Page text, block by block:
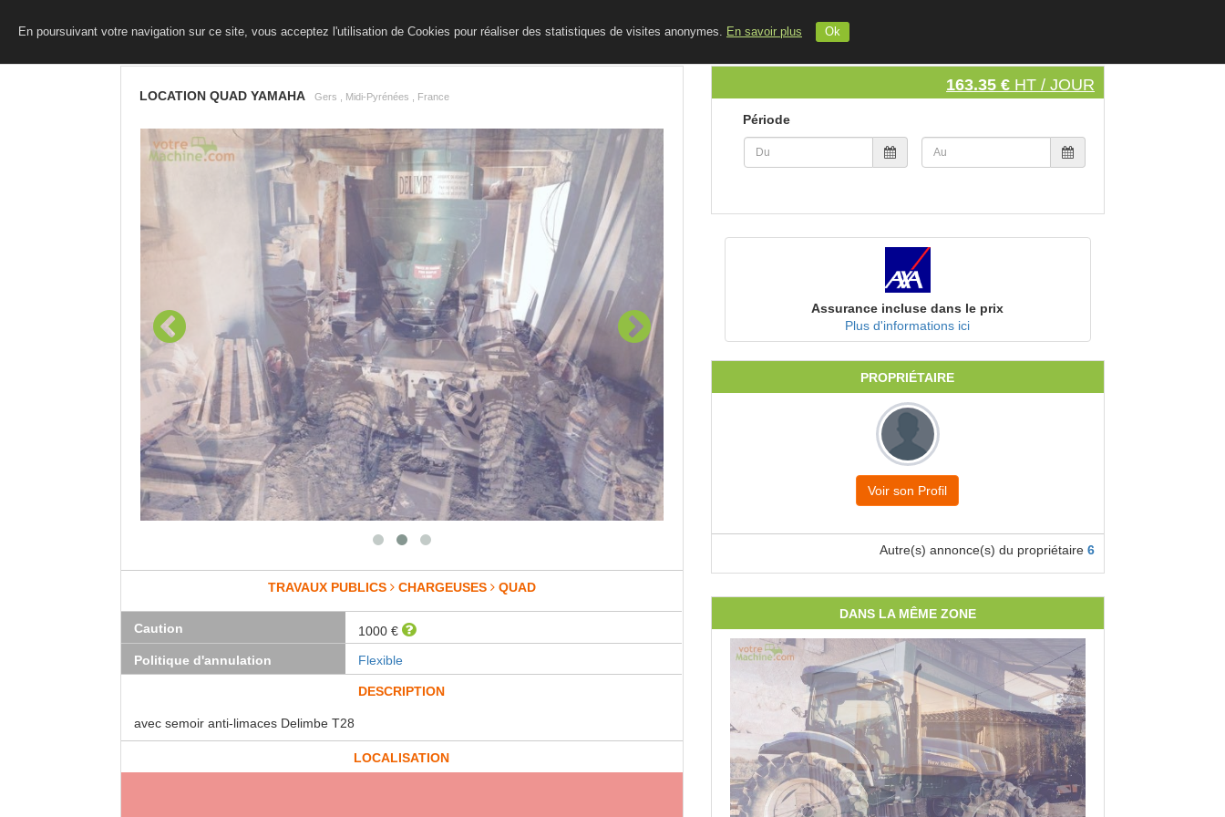
INSCRIVEZ VOTRE MATERIEL
En poursuivant votre navigation sur ce site, vous acceptez l'utilisation de Cookies pour réaliser des statistiques de visites anonymes. En savoir plus Ok
LOCATION QUAD YAMAHA Gers , Midi-Pyrénées , France
TRAVAUX PUBLICS CHARGEUSES QUAD
Caution
1000 €
Politique d'annulation
Flexible
DESCRIPTION
avec semoir anti-limaces Delimbe T28
LOCALISATION
163.35 € HT / JOUR
Période
Assurance incluse dans le prix
Plus d'informations ici
PROPRIÉTAIRE
Voir son Profil
Autre(s) annonce(s) du propriétaire 6
DANS LA MÊME ZONE